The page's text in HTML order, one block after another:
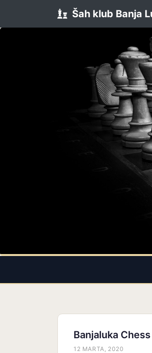
Šah klub Banja
Banjaluka
12 MARTA, 2020